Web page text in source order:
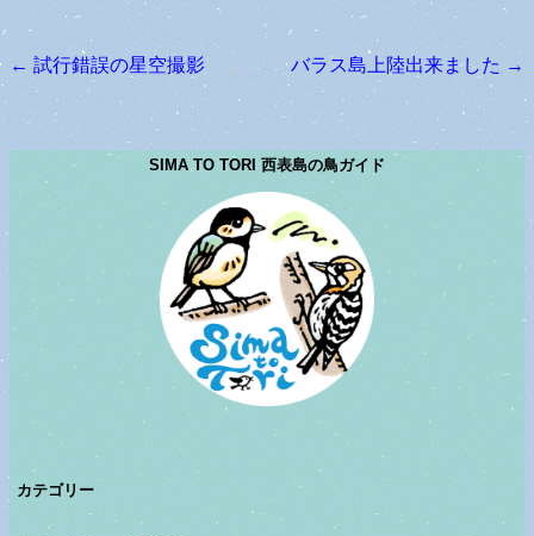
投稿ナビゲーション
← 試行錯誤の星空撮影 バラス島上陸出来ました →
SIMA TO TORI 西表島の鳥ガイド
カテゴリー